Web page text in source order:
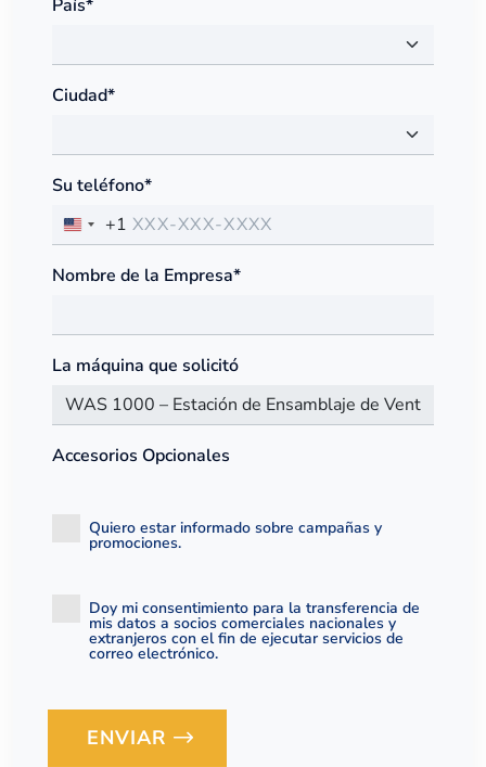
País*
Ciudad*
Su teléfono*
+1
Nombre de la Empresa*
La máquina que solicitó
Accesorios Opcionales
Quiero estar informado sobre campañas y
promociones.
Doy mi consentimiento para la transferencia de
mis datos a socios comerciales nacionales y
extranjeros con el fin de ejecutar servicios de
correo electrónico.
Loading...
ENVIAR